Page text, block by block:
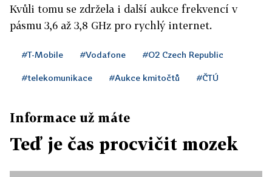
Kvůli tomu se zdržela i další aukce frekvencí v
pásmu 3,6 až 3,8 GHz pro rychlý internet.
#T-Mobile #Vodafone #O2 Czech Republic
#telekomunikace #Aukce kmitočtů #ČTÚ
Informace už máte
Teď je čas procvičit mozek